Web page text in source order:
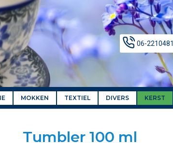
06-2210481
MOKKEN TEXTIEL DIVERS KERST
Tumbler 100 ml